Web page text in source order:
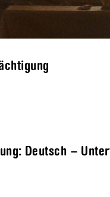
Deutsch –